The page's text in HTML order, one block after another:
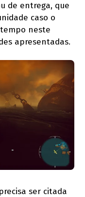
de entrega, que
caso o
neste
apresentadas.
ser citada